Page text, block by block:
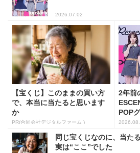
2026.07.02
【宝くじ】このままの買い方
で、本当に当たると思います
か
PR(合同会社デジタルファーム )
2年前
POP
同じ宝くじなのに、当た
実は“ここ”でした